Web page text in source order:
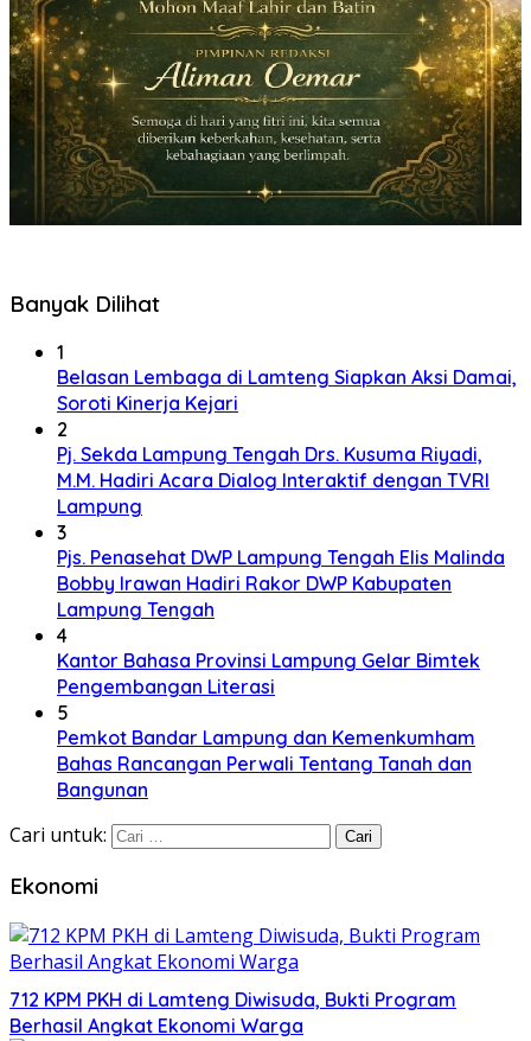
Banyak Dilihat
1
Belasan Lembaga di Lamteng Siapkan Aksi Damai,
Soroti Kinerja Kejari
2
Pj. Sekda Lampung Tengah Drs. Kusuma Riyadi,
M.M. Hadiri Acara Dialog Interaktif dengan TVRI
Lampung
3
Pjs. Penasehat DWP Lampung Tengah Elis Malinda
Bobby Irawan Hadiri Rakor DWP Kabupaten
Lampung Tengah
4
Kantor Bahasa Provinsi Lampung Gelar Bimtek
Pengembangan Literasi
5
Pemkot Bandar Lampung dan Kemenkumham
Bahas Rancangan Perwali Tentang Tanah dan
Bangunan
Cari untuk:
Ekonomi
712 KPM PKH di Lamteng Diwisuda, Bukti Program
Berhasil Angkat Ekonomi Warga